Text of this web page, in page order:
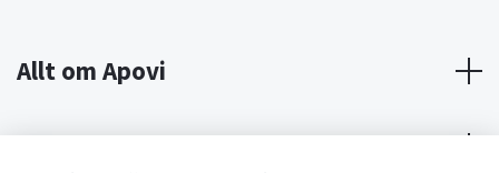
Allt om Apovi
Om Apovi